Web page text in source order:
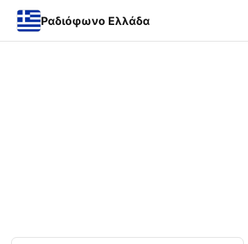
Ραδιόφωνο Ελλάδα